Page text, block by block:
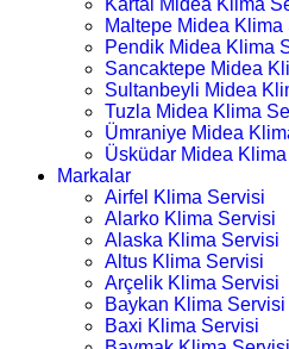
Kartal Midea Klima
Maltepe Midea Klima
Pendik Midea Klima
Sancaktepe Midea
Sultanbeyli Midea
Tuzla Midea Klima
Ümraniye Midea
Üsküdar Midea
Markalar
Airfel Klima Servisi
Alarko Klima Servisi
Alaska Klima Servisi
Altus Klima Servisi
Arçelik Klima Servisi
Baykan Klima Servisi
Baxi Klima Servisi